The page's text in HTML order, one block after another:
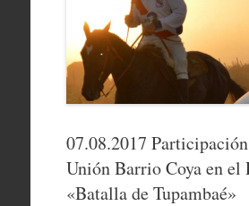
07.08.2017
Unión Barrio Coya en el
«Batalla de Tupambaé»